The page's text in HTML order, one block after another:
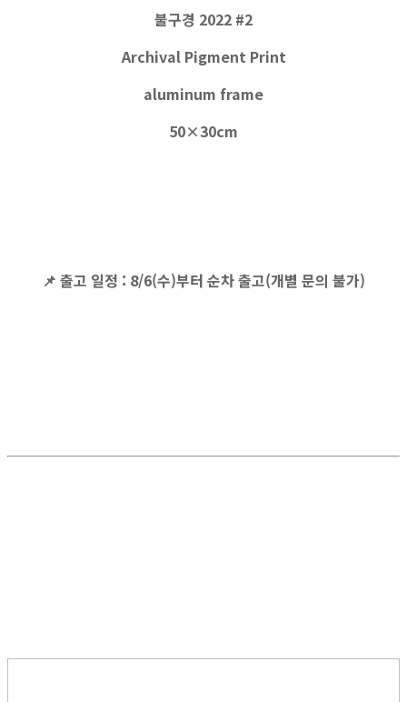
불구경 2022 #2
Archival Pigment Print
aluminum frame
50×30cm
📌 출고 일정 : 8/6(수)부터 순차 출고(개별 문의 불가)